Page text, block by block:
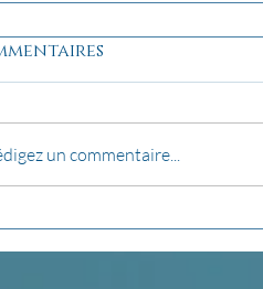
un commentaire...